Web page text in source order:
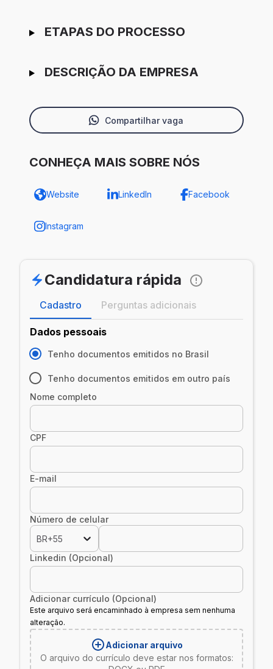
ETAPAS DO PROCESSO
DESCRIÇÃO DA EMPRESA
Compartilhar vaga
CONHEÇA MAIS SOBRE NÓS
Website LinkedIn Facebook
Instagram
Candidatura rápida
Cadastro Perguntas adicionais
Dados pessoais
Tenho documentos emitidos no Brasil
Tenho documentos emitidos em outro país
Nome completo
CPF
E-mail
Número de celular
BR+55
Linkedin (Opcional)
Adicionar currículo (Opcional)
Este arquivo será encaminhado à empresa sem nenhuma
alteração.
Adicionar arquivo
O arquivo do currículo deve estar nos formatos: